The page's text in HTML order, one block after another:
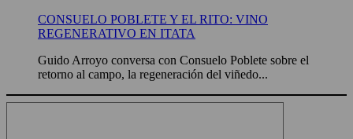
CONSUELO POBLETE Y EL RITO: VINO
REGENERATIVO EN ITATA
Guido Arroyo conversa con Consuelo Poblete sobre el
retorno al campo, la regeneración del viñedo...